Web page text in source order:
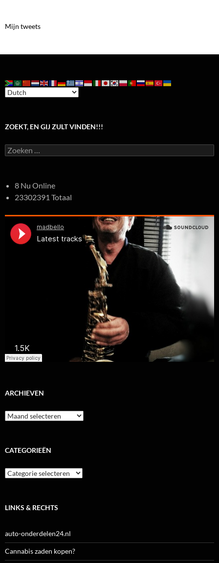
Mijn tweets
ZOEKT, EN GIJ ZULT VINDEN!!!
Zoeken
naar:
8 Nu Online
23302391 Totaal
ARCHIEVEN
Archieven
CATEGORIEËN
Categorieën
LINKS & RECHTS
auto-onderdelen24.nl
Cannabis zaden kopen?